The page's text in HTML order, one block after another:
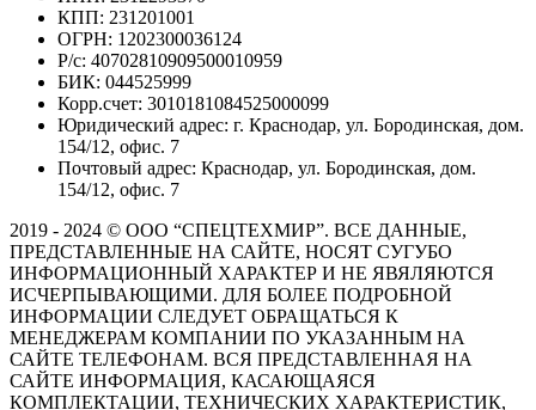
КПП: 231201001
ОГРН: 1202300036124
Р/с: 40702810909500010959
БИК: 044525999
Корр.счет: 3010181084525000099
Юридический адрес: г. Краснодар, ул. Бородинская, дом.
154/12, офис. 7
Почтовый адрес: Краснодар, ул. Бородинская, дом.
154/12, офис. 7
2019 - 2024 © ООО “СПЕЦТЕХМИР”. ВСЕ ДАННЫЕ,
ПРЕДСТАВЛЕННЫЕ НА САЙТЕ, НОСЯТ СУГУБО
ИНФОРМАЦИОННЫЙ ХАРАКТЕР И НЕ ЯВЯЛЯЮТСЯ
ИСЧЕРПЫВАЮЩИМИ. ДЛЯ БОЛЕЕ ПОДРОБНОЙ
ИНФОРМАЦИИ СЛЕДУЕТ ОБРАЩАТЬСЯ К
МЕНЕДЖЕРАМ КОМПАНИИ ПО УКАЗАННЫМ НА
САЙТЕ ТЕЛЕФОНАМ. ВСЯ ПРЕДСТАВЛЕННАЯ НА
САЙТЕ ИНФОРМАЦИЯ, КАСАЮЩАЯСЯ
КОМПЛЕКТАЦИИ, ТЕХНИЧЕСКИХ ХАРАКТЕРИСТИК,